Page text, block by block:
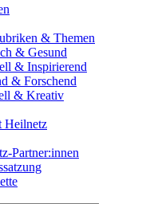
& Themen
& Gesund
& Inspirierend
& Forschend
& Kreativ
Heilnetz
Partner:innen